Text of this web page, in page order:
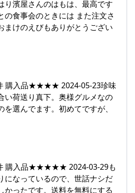
り濱屋さんのはもは、最高です
の食事会のときには また注文さ
まけのえびもありがとうござい
購入品★★★★ 2024-05-23珍味
い荷送り真下。奥様グルメなの
を選んでます。初めてですが、
購入品★★★★★ 2024-03-29も
になっているので、世話ナシだ
かったです。送料を無料にする